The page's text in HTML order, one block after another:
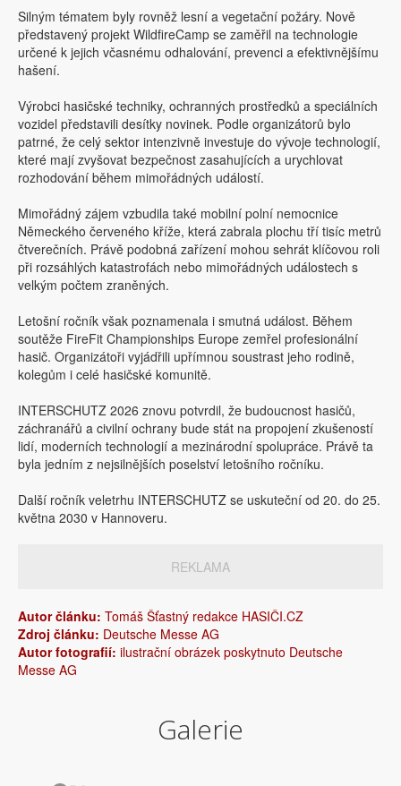
Silným tématem byly rovněž lesní a vegetační požáry. Nově
představený projekt WildfireCamp se zaměřil na technologie
určené k jejich včasnému odhalování, prevenci a efektivnějšímu
hašení.
Výrobci hasičské techniky, ochranných prostředků a speciálních
vozidel představili desítky novinek. Podle organizátorů bylo
patrné, že celý sektor intenzivně investuje do vývoje technologií,
které mají zvyšovat bezpečnost zasahujících a urychlovat
rozhodování během mimořádných událostí.
Mimořádný zájem vzbudila také mobilní polní nemocnice
Německého červeného kříže, která zabrala plochu tří tisíc metrů
čtverečních. Právě podobná zařízení mohou sehrát klíčovou roli
při rozsáhlých katastrofách nebo mimořádných událostech s
velkým počtem zraněných.
Letošní ročník však poznamenala i smutná událost. Během
soutěže FireFit Championships Europe zemřel profesionální
hasič. Organizátoři vyjádřili upřímnou soustrast jeho rodině,
kolegům i celé hasičské komunitě.
INTERSCHUTZ 2026 znovu potvrdil, že budoucnost hasičů,
záchranářů a civilní ochrany bude stát na propojení zkušeností
lidí, moderních technologií a mezinárodní spolupráce. Právě ta
byla jedním z nejsilnějších poselství letošního ročníku.
Další ročník veletrhu INTERSCHUTZ se uskuteční od 20. do 25.
května 2030 v Hannoveru.
REKLAMA
Autor článku: Tomáš Šťastný redakce HASIČI.CZ
Zdroj článku: Deutsche Messe AG
Autor fotografií: ilustrační obrázek poskytnuto Deutsche
Messe AG
Galerie